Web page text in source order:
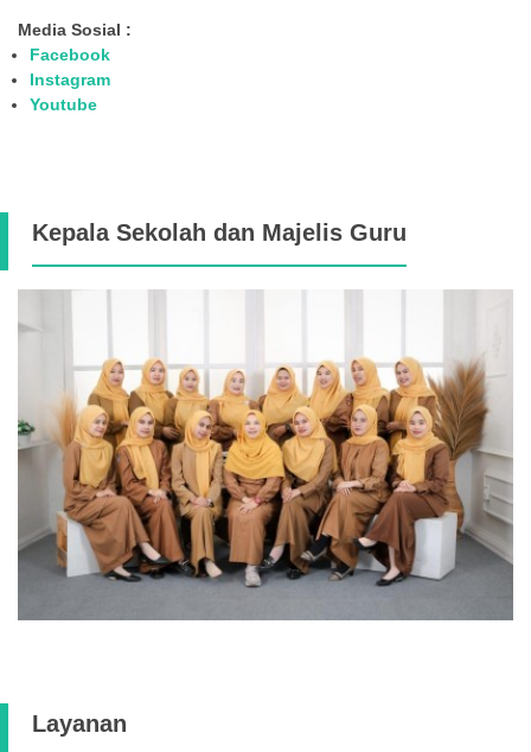
Media Sosial :
Facebook
Instagram
Youtube
Kepala Sekolah dan Majelis Guru
Layanan